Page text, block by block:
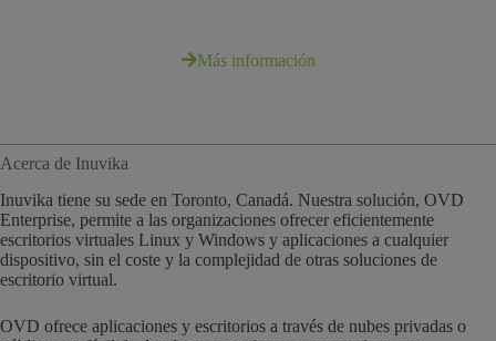
Más información
Acerca de Inuvika
Inuvika tiene su sede en Toronto, Canadá. Nuestra solución, OVD
Enterprise, permite a las organizaciones ofrecer eficientemente
escritorios virtuales Linux y Windows y aplicaciones a cualquier
dispositivo, sin el coste y la complejidad de otras soluciones de
escritorio virtual.
OVD ofrece aplicaciones y escritorios a través de nubes privadas o